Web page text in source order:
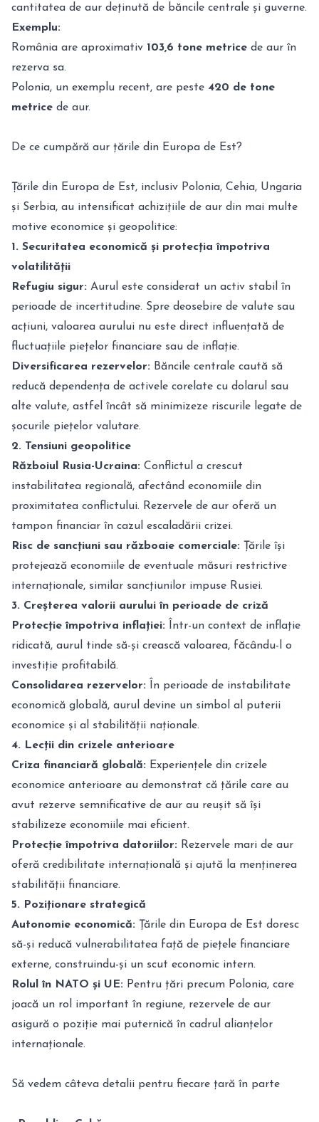
cantitatea de aur deținută de băncile centrale și guverne.
Exemplu:
România are aproximativ 103,6 tone metrice de aur în
rezerva sa.
Polonia, un exemplu recent, are peste 420 de tone
metrice de aur.
De ce cumpără aur țările din Europa de Est?
Țările din Europa de Est, inclusiv Polonia, Cehia, Ungaria
și Serbia, au intensificat achizițiile de aur din mai multe
motive economice și geopolitice:
1. Securitatea economică și protecția împotriva
volatilității
Refugiu sigur: Aurul este considerat un activ stabil în
perioade de incertitudine. Spre deosebire de valute sau
acțiuni, valoarea aurului nu este direct influențată de
fluctuațiile piețelor financiare sau de inflație.
Diversificarea rezervelor: Băncile centrale caută să
reducă dependența de activele corelate cu dolarul sau
alte valute, astfel încât să minimizeze riscurile legate de
șocurile piețelor valutare.
2. Tensiuni geopolitice
Războiul Rusia-Ucraina: Conflictul a crescut
instabilitatea regională, afectând economiile din
proximitatea conflictului. Rezervele de aur oferă un
tampon financiar în cazul escaladării crizei.
Risc de sancțiuni sau războaie comerciale: Țările își
protejează economiile de eventuale măsuri restrictive
internaționale, similar sancțiunilor impuse Rusiei.
3. Creșterea valorii aurului în perioade de criză
Protecție împotriva inflației: Într-un context de inflație
ridicată, aurul tinde să-și crească valoarea, făcându-l o
investiție profitabilă.
Consolidarea rezervelor: În perioade de instabilitate
economică globală, aurul devine un simbol al puterii
economice și al stabilității naționale.
4. Lecții din crizele anterioare
Criza financiară globală: Experiențele din crizele
economice anterioare au demonstrat că țările care au
avut rezerve semnificative de aur au reușit să își
stabilizeze economiile mai eficient.
Protecție împotriva datoriilor: Rezervele mari de aur
oferă credibilitate internațională și ajută la menținerea
stabilității financiare.
5. Poziționare strategică
Autonomie economică: Țările din Europa de Est doresc
să-și reducă vulnerabilitatea față de piețele financiare
externe, construindu-și un scut economic intern.
Rolul în NATO și UE: Pentru țări precum Polonia, care
joacă un rol important în regiune, rezervele de aur
asigură o poziție mai puternică în cadrul alianțelor
internaționale.
Să vedem câteva detalii pentru fiecare țară în parte